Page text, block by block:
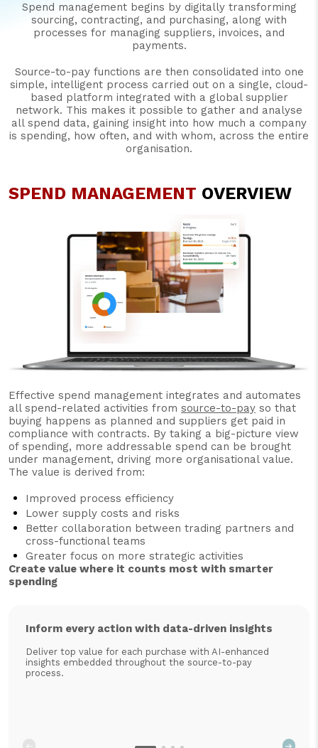
Spend management begins by digitally transforming
sourcing, contracting, and purchasing, along with
processes for managing suppliers, invoices, and
payments.
Source-to-pay functions are then consolidated into one
simple, intelligent process carried out on a single, cloud-
based platform integrated with a global supplier
network. This makes it possible to gather and analyse
all spend data, gaining insight into how much a company
is spending, how often, and with whom, across the entire
organisation.
SPEND MANAGEMENT OVERVIEW
Effective spend management integrates and automates
all spend-related activities from source-to-pay so that
buying happens as planned and suppliers get paid in
compliance with contracts. By taking a big-picture view
of spending, more addressable spend can be brought
under management, driving more organisational value.
The value is derived from:
Improved process efficiency
Lower supply costs and risks
Better collaboration between trading partners and
cross-functional teams
Greater focus on more strategic activities
Create value where it counts most with smarter
spending
Inform every action with data-driven insights
Deliver top value for each purchase with AI-enhanced
insights embedded throughout the source-to-pay
process.